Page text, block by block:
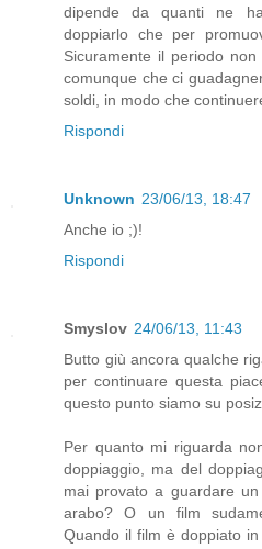
dipende da quanti ne
doppiarlo che per
Sicuramente il periodo
comunque che ci
soldi, in modo che
Rispondi
Unknown 23/06/13, 18:47
Anche io ;)!
Rispondi
Smyslov 24/06/13, 11:43
Butto giù ancora qualche
per continuare questa
questo punto siamo su
Per quanto mi riguarda
doppiaggio, ma del
mai provato a guardare
arabo? O un film
Quando il film è doppiato